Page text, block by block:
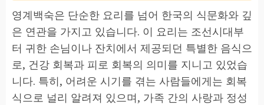
영계백숙은 단순한 요리를 넘어 한국의 식문화와 깊
은 연관을 가지고 있습니다. 이 요리는 조선시대부
터 귀한 손님이나 잔치에서 제공되던 특별한 음식으
로, 건강 회복과 피로 회복의 의미를 지니고 있었습
니다. 특히, 어려운 시기를 겪는 사람들에게는 회복
식으로 널리 알려져 있으며, 가족 간의 사랑과 정성